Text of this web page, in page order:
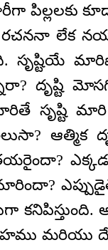
పిల్లలకు
రచననా లేక
సృష్టియే
దృష్టి
సృష్టి
ఆత్మిక
మరియు